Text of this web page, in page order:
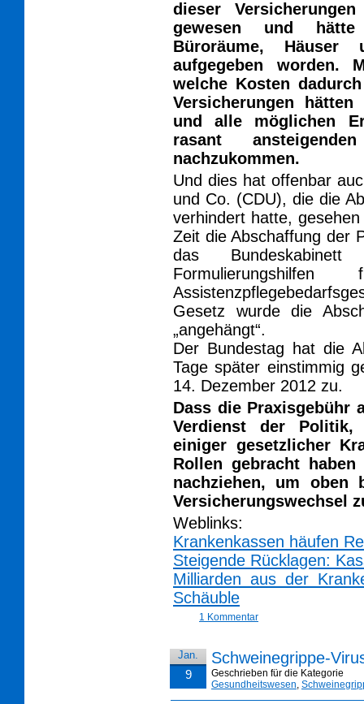
dieser
gewesen und hätte
Büroräume, Häuser
aufgegeben worden.
welche Kosten
Versicherungen
und alle möglichen
rasant
nachzukommen.
Und dies hat offenbar
und Co. (CDU), die die
verhindert hatte,
Zeit die Abschaffung der
das
Gesetz wurde die
„angehängt“.
Der Bundestag hat die
Tage später einstimmig
14. Dezember 2012 zu.
Dass die Praxisgebühr
Verdienst der Politik,
einiger gesetzlicher
Rollen gebracht
nachziehen, um oben
Versicherungswechsel
Weblinks:
Krankenkassen häufen
Steigende Rücklagen:
Milliarden aus der
Schäuble
1 Kommentar
Jan.
9
Schweinegrippe-
Geschrieben für die Kategorie
Gesundheitswesen,